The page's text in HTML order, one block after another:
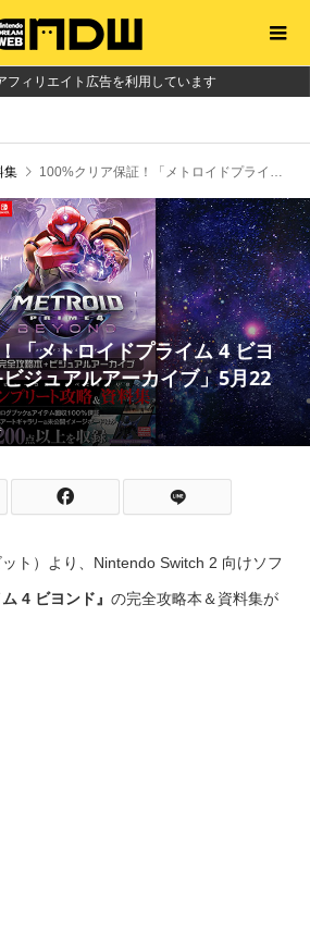
フィリエイト広告を利用しています
集 100%クリア保証！「メトロイドプライム 4 ビヨンド 完全攻略本+ビジュアルアーカイブ」5月22日より発売中！
「メトロイドプライム 4 ビヨ
ジュアルアーカイブ」5月22
ト）より、Nintendo Switch 2 向けソフ
4 ビヨンド』 の完全攻略本＆資料集が